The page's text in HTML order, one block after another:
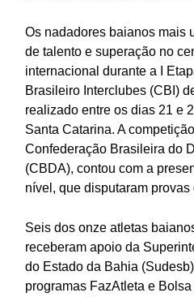
Os nadadores baianos mais
de talento e superação no
internacional durante a I
Brasileiro Interclubes (CBI)
realizado entre os dias 21 e
Santa Catarina. A
Confederação Brasileira do
(CBDA), contou com a
nível, que disputaram provas
Seis dos onze atletas
receberam apoio da
do Estado da Bahia
programas FazAtleta e